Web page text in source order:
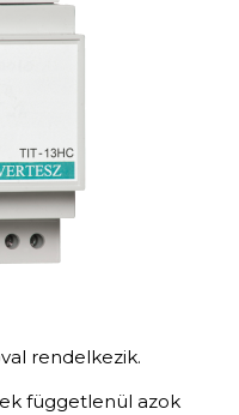
rendelkezik.
függetlenül azok